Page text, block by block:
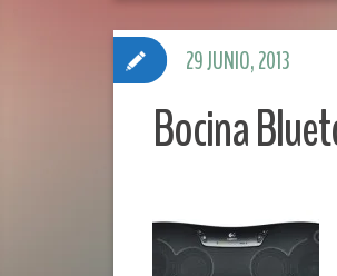
Bocina
29 JUNIO, 2013